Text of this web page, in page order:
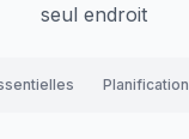
seul endroit
Planification